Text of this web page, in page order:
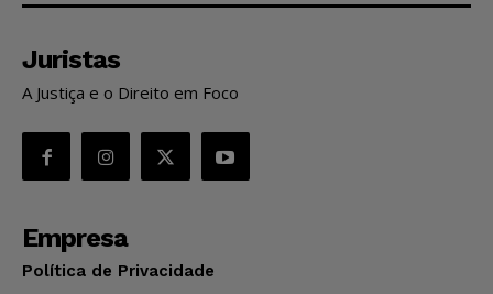
Juristas
A Justiça e o Direito em Foco
Empresa
Política de Privacidade